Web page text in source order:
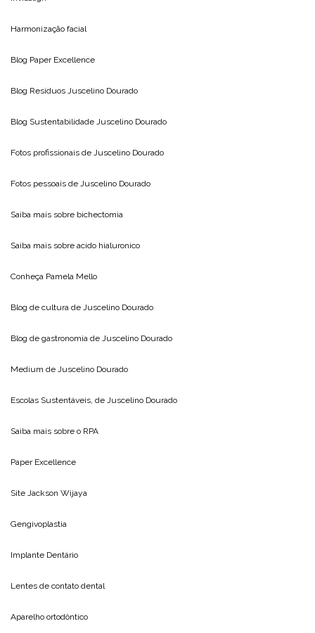
Harmonização facial
Blog Paper Excellence
Blog Resíduos Juscelino Dourado
Blog Sustentabilidade Juscelino Dourado
Fotos profissionais de Juscelino Dourado
Fotos pessoais de Juscelino Dourado
Saiba mais sobre bichectomia
Saiba mais sobre acido hialuronico
Conheça Pamela Mello
Blog de cultura de Juscelino Dourado
Blog de gastronomia de Juscelino Dourado
Medium de Juscelino Dourado
Escolas Sustentáveis, de Juscelino Dourado
Saiba mais sobre o RPA
Paper Excellence
Site Jackson Wijaya
Gengivoplastia
Implante Dentário
Lentes de contato dental
Aparelho ortodôntico